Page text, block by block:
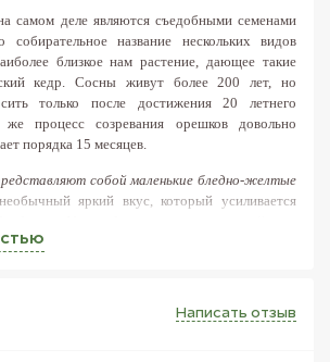
самом деле являются съедобными семенами
название нескольких видов
близкое нам растение, дающее такие
кедр. Сосны живут более 200 лет, но
только после достижения 20 летнего
процесс созревания орешков довольно
порядка 15 месяцев.
собой маленькие бледно-желтые
яркий вкус, который усиливается
и в поджаренном виде. Они входят в состав
Все вещества входящие в их состав, так
Написать отзыв